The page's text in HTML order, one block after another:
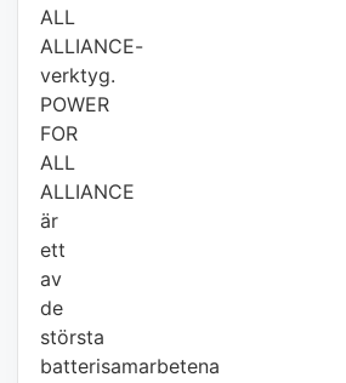
ALL
ALLIANCE-
verktyg.
POWER
FOR
ALL
ALLIANCE
är
ett
av
de
största
batterisamarbetena